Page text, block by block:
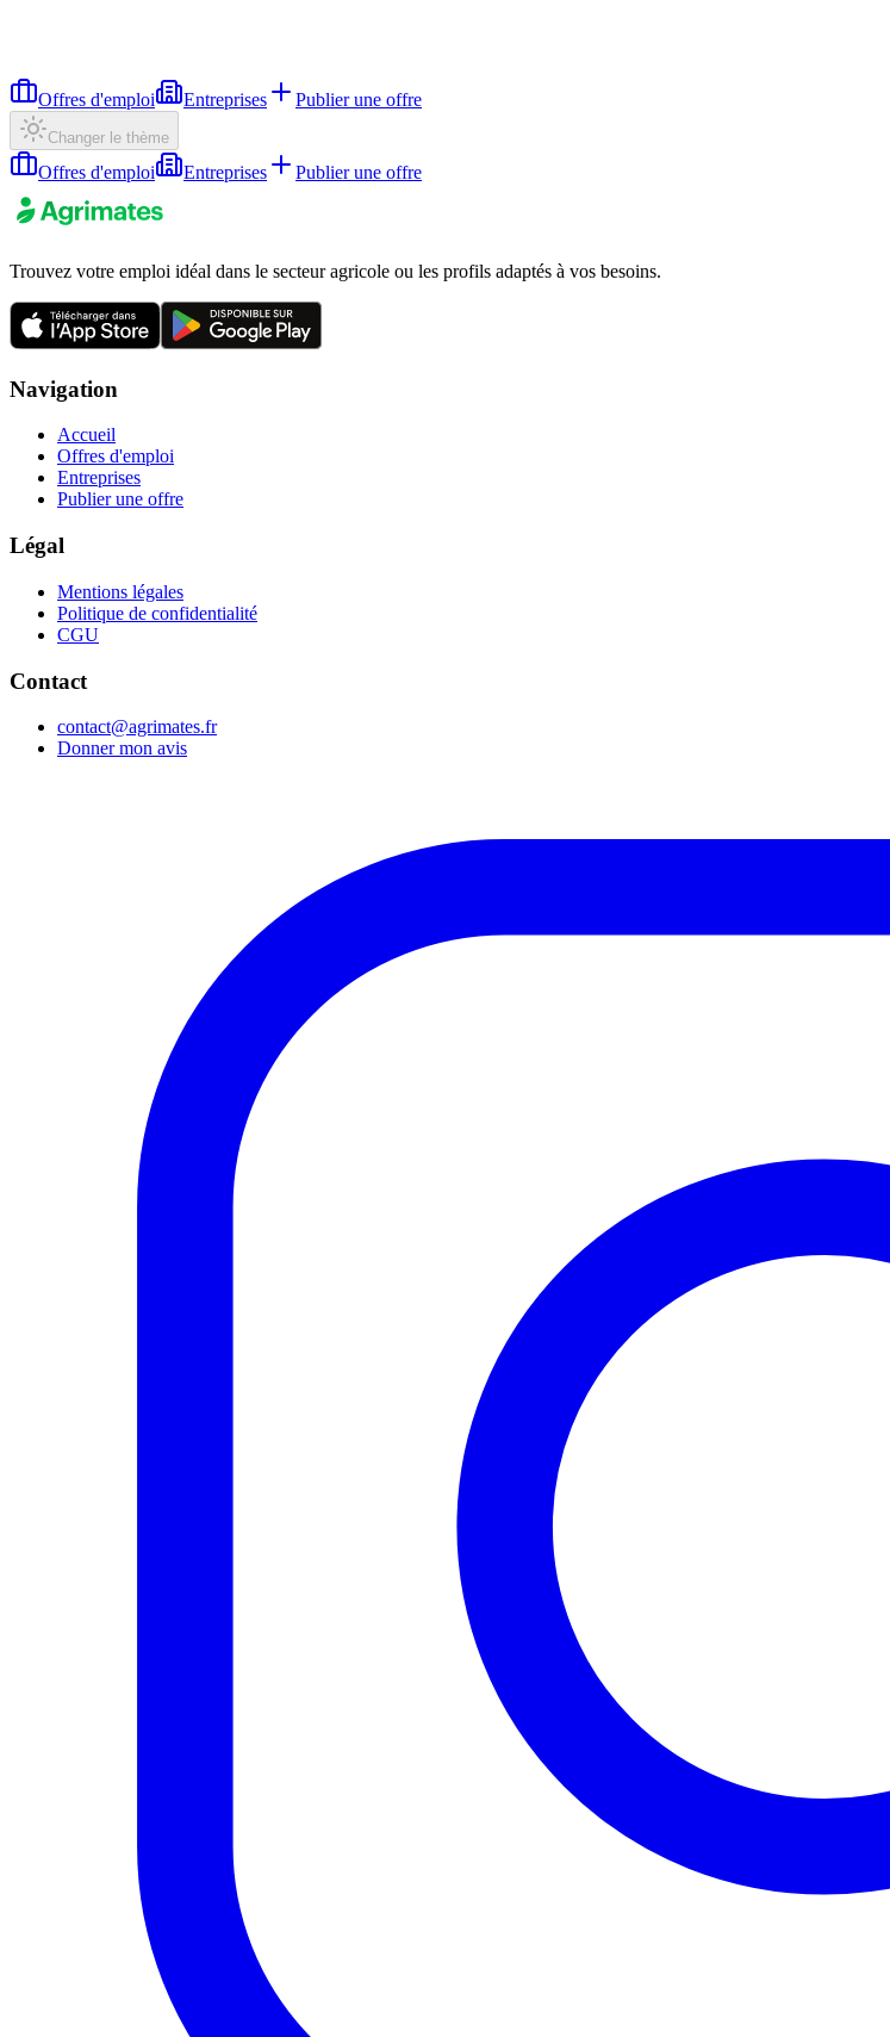
Offres d'emploi Entreprises Publier une offre
Changer le thème
Offres d'emploi Entreprises Publier une offre
Trouvez votre emploi idéal dans le secteur agricole ou les profils adaptés à vos besoins.
Navigation
Accueil
Offres d'emploi
Entreprises
Publier une offre
Légal
Mentions légales
Politique de confidentialité
CGU
Contact
contact@agrimates.fr
Donner mon avis